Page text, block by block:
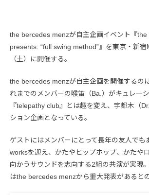
the bercedes menzが自主企画イベント『
presents. “full swing method”』を東京・新宿
（土）に開催する。
the bercedes menzが自主企画を開催するの
れまでのメンバーの喉笛（Ba.）がキュレー
『telepathy club』とは趣を変え、宇都木（
ション企画となっている。
ゲストにはメンバーにとって長年の友人でも
worksを迎え、かたやヒップホップ、かたや
向かうサウンドを志向する2組の共演が実現
はthe bercedes menzから重大発表があると